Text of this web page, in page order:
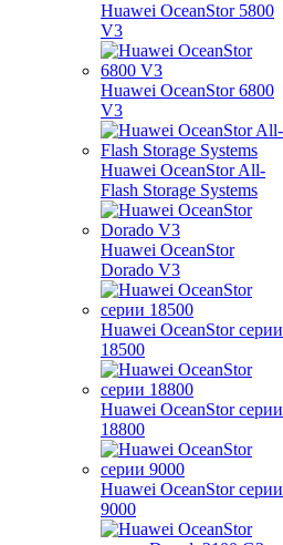
Huawei OceanStor 5800
V3
Huawei OceanStor 6800
V3
Huawei OceanStor All-
Flash Storage Systems
Huawei OceanStor
Dorado V3
Huawei OceanStor серии
18500
Huawei OceanStor серии
18800
Huawei OceanStor серии
9000